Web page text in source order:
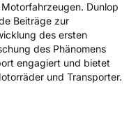
Dunlop
Beiträge zur
des ersten
des Phänomens
engagiert und bietet
und Transporter.